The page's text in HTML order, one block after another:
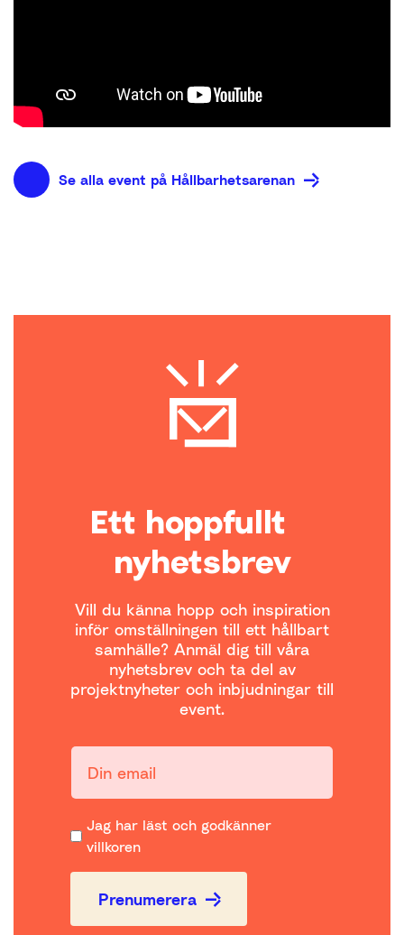
Se alla event på Hållbarhetsarenan
Ett hoppfullt
nyhetsbrev
Vill du känna hopp och inspiration
inför omställningen till ett hållbart
samhälle? Anmäl dig till våra
nyhetsbrev och ta del av
projektnyheter och inbjudningar till
event.
Jag har läst och godkänner
villkoren
Prenumerera